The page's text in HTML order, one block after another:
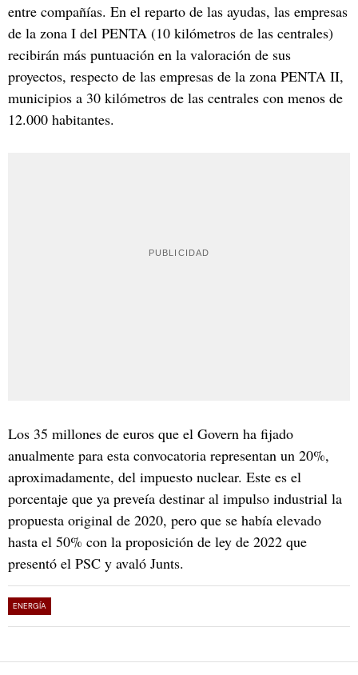
entre compañías. En el reparto de las ayudas, las empresas
de la zona I del PENTA (10 kilómetros de las centrales)
recibirán más puntuación en la valoración de sus
proyectos, respecto de las empresas de la zona PENTA II,
municipios a 30 kilómetros de las centrales con menos de
12.000 habitantes.
Los 35 millones de euros que el Govern ha fijado
anualmente para esta convocatoria representan un 20%,
aproximadamente, del impuesto nuclear. Este es el
porcentaje que ya preveía destinar al impulso industrial la
propuesta original de 2020, pero que se había elevado
hasta el 50% con la proposición de ley de 2022 que
presentó el PSC y avaló Junts.
ENERGÍA